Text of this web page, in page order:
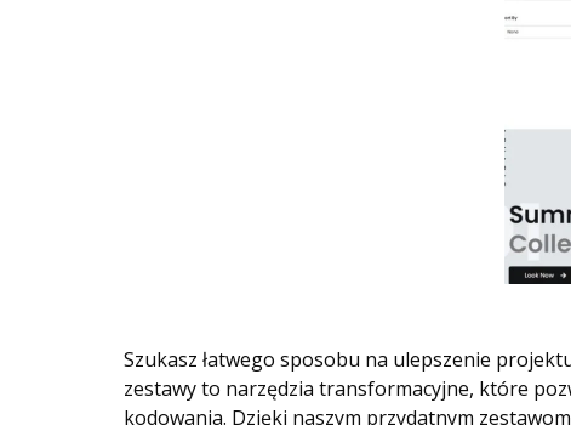
Szukasz łatwego sposobu na ulepszenie
zestawy to narzędzia transformacyjne, które
kodowania. Dzięki naszym przydatnym